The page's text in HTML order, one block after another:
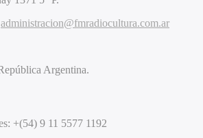
administracion@fmradiocultura.com.ar
Argentina.
+(54) 9 11 5577 1192